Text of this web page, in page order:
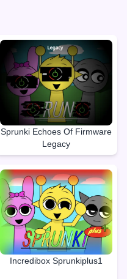
Sprunki Echoes Of Firmware
Legacy
Incredibox Sprunkiplus1